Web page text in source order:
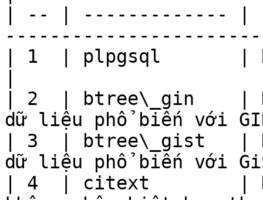
| -- | ------------- |
| 1  | plpgsql       |
| 2  | btree\_gin    |
dữ liệu phổ biến
| 3  | btree\_gist   |
dữ liệu phổ biến
| 4  | citext        |